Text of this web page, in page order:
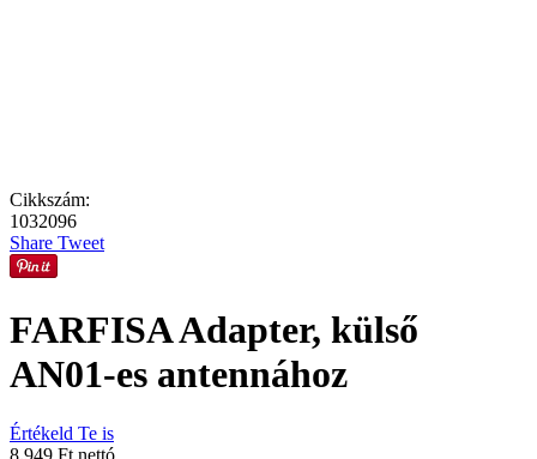
Cikkszám:
1032096
Share Tweet
FARFISA Adapter, külső
AN01-es antennához
Értékeld Te is
8,949 Ft nettó